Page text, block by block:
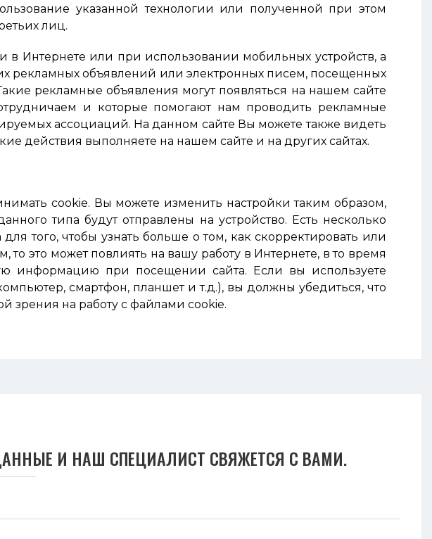
указанной технологии или полученной при этом
лиц.
в Интернете или при использовании мобильных устройств, а
рекламных объявлений или электронных писем, посещенных
рекламные объявления могут появляться на нашем сайте
и которые помогают нам проводить рекламные
ассоциаций. На данном сайте Вы можете также видеть
действия выполняете на нашем сайте и на других сайтах.
cookie. Вы можете изменить настройки таким образом,
типа будут отправлены на устройство. Есть несколько
того, чтобы узнать больше о том, как скорректировать или
это может повлиять на вашу работу в Интернете, в то время
информацию при посещении сайта. Если вы используете
смартфон, планшет и т.д.), вы должны убедиться, что
зрения на работу с файлами cookie.
И НАШ СПЕЦИАЛИСТ СВЯЖЕТСЯ С ВАМИ.